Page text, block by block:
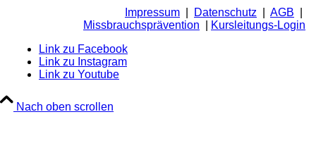
Impressum Datenschutz AGB
Missbrauchsprävention
Kursleitungs-Login
Link zu Facebook
Link zu Instagram
Link zu Youtube
Nach oben scrollen